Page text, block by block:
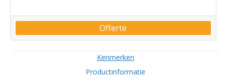
Offerte
Kenmerken
Productinformatie